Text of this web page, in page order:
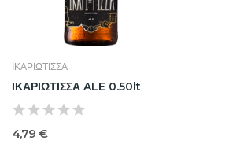
ΙΚΑΡΙΩΤΙΣΣΑ
ΙΚΑΡΙΩΤΙΣΣΑ ALE 0.50lt
4,79 €